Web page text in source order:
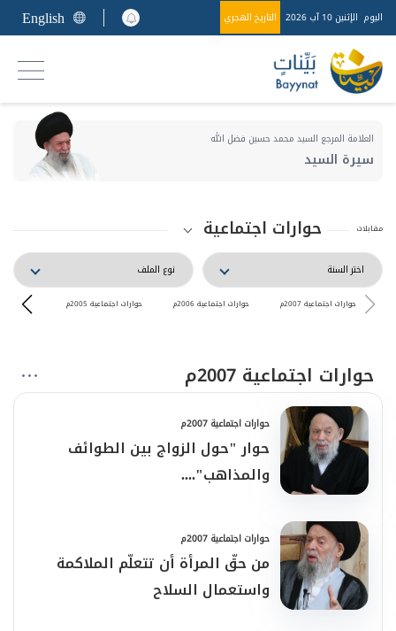
اليوم الإثنين 10 آب 2026 التاريخ الهجري English
العلامة المرجع السيد محمد حسين فضل الله
سيرة السيد
مقابلات حوارات اجتماعية
حوارات اجتماعية 2007م حوارات اجتماعية 2006م حوارات اجتماعية 2005م حوارات
حوارات اجتماعية 2007م
حوارات اجتماعية 2007م
حوار "حول الزواج بين الطوائف
والمذاهب"....
حوارات اجتماعية 2007م
من حقّ المرأة أن تتعلّم الملاكمة
واستعمال السلاح